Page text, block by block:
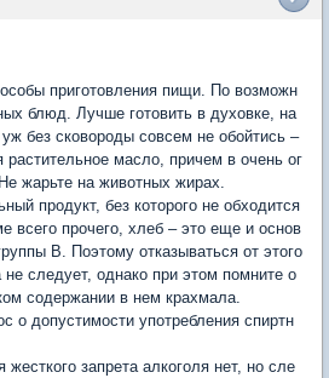
приготовления пищи. По возможн
блюд. Лучше готовить в духовке, на
без сковороды совсем не обойтись –
растительное масло, причем в очень ог
жарьте на животных жирах.
продукт, без которого не обходится
всего прочего, хлеб – это еще и основ
В. Поэтому отказываться от этого
не следует, однако при этом помните о
содержании в нем крахмала.
о допустимости употребления спиртн
запрета алкоголя нет, но сле